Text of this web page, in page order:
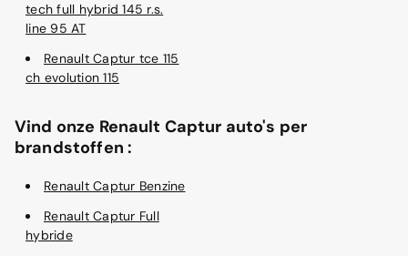
tech full hybrid 145 r.s.
line 95 AT
Renault Captur tce 115
ch evolution 115
Vind onze Renault Captur auto's per
brandstoffen :
Renault Captur Benzine
Renault Captur Full
hybride